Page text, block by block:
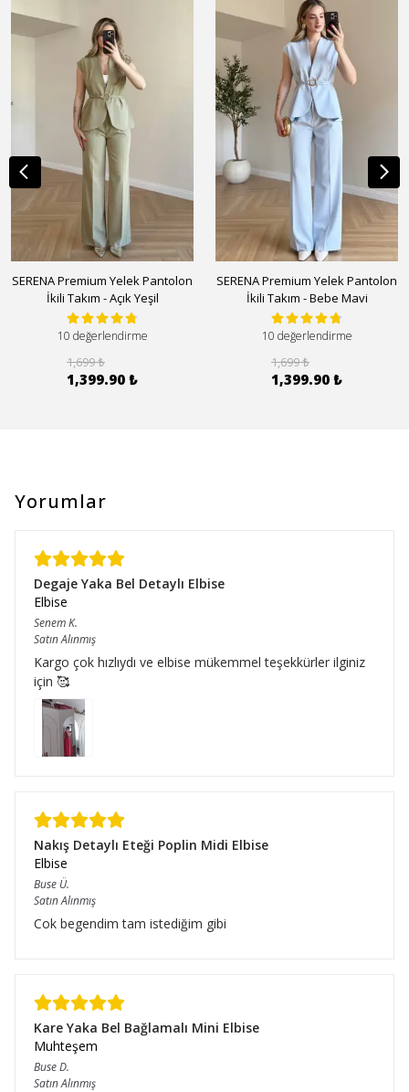
SERENA Premium Yelek Pantolon
İkili Takım - Açık Yeşil
10 değerlendirme
1,699 ₺
1,399.90 ₺
SERENA Premium Yelek Pantolon
İkili Takım - Bebe Mavi
10 değerlendirme
1,699 ₺
1,399.90 ₺
Yorumlar
Degaje Yaka Bel Detaylı Elbise
Elbise
SenemK.
Satın Alınmış
Kargo çok hızlıydı ve elbise mükemmel teşekkürler ilginiz
için 🥰
Nakış Detaylı Eteği Poplin Midi Elbise
Elbise
Buse Ü.
Satın Alınmış
Cok begendim tam istediğim gibi
Kare Yaka Bel Bağlamalı Mini Elbise
Muhteşem
BuseD.
Satın Alınmış